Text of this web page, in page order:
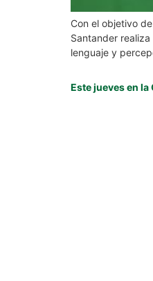
Con el objetivo
Santander
lenguaje y
Este jueves en